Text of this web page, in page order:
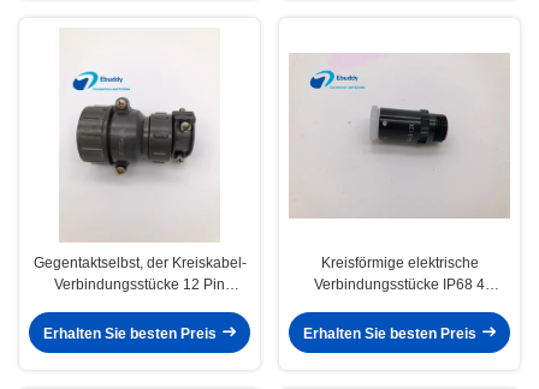
Gegentaktselbst, der Kreiskabel-
Verbindungsstücke 12 Pin
zuschließt
Erhalten Sie besten Preis
Kreisförmige elektrische
Verbindungsstücke IP68 4
XC14Y4KH Nickel
Erhalten Sie besten Preis